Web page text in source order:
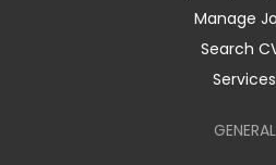
Manage
Search
Services
GENERAL